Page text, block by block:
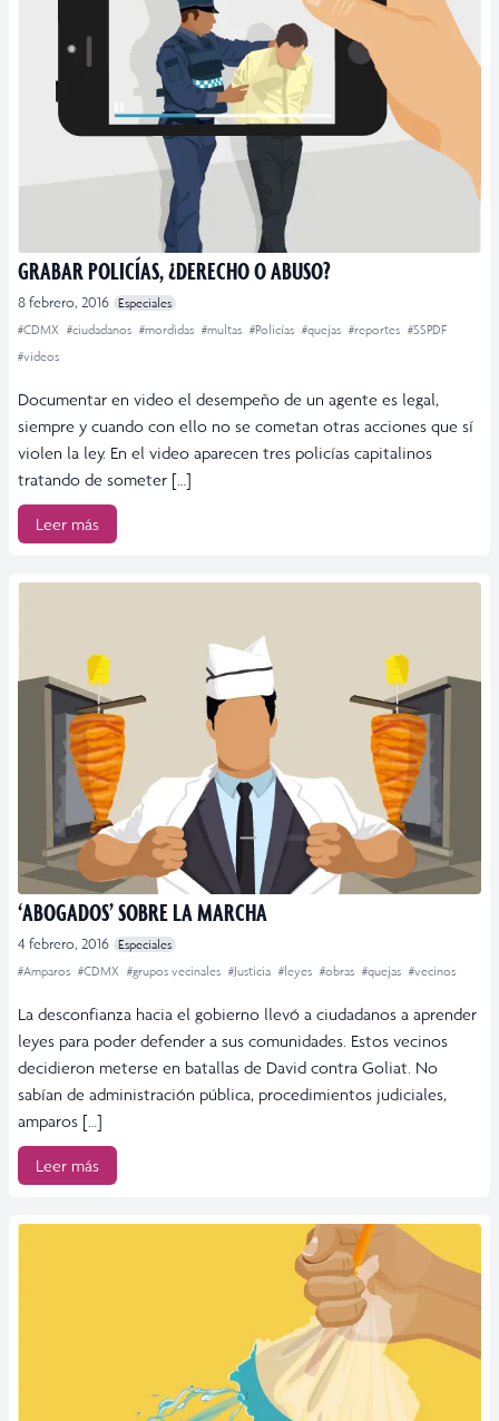
GRABAR POLICÍAS, ¿DERECHO O ABUSO?
8 febrero, 2016 Especiales
#CDMX #ciudadanos #mordidas #multas #Policías #quejas #reportes #SSPDF
#videos
Documentar en video el desempeño de un agente es legal,
siempre y cuando con ello no se cometan otras acciones que sí
violen la ley. En el video aparecen tres policías capitalinos
tratando de someter […]
Leer más
‘ABOGADOS’ SOBRE LA MARCHA
4 febrero, 2016 Especiales
#Amparos #CDMX #grupos vecinales #Justicia #leyes #obras #quejas #vecinos
La desconfianza hacia el gobierno llevó a ciudadanos a aprender
leyes para poder defender a sus comunidades. Estos vecinos
decidieron meterse en batallas de David contra Goliat. No
sabían de administración pública, procedimientos judiciales,
amparos […]
Leer más